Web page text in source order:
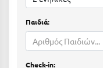
Ευρυτανία
Παιδιά:
Αριθμός Παιδιών...
Check-in: